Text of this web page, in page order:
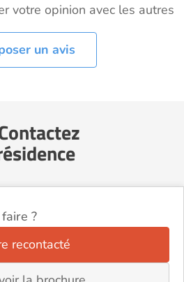
votre opinion avec les autres
un avis
?
recontacté